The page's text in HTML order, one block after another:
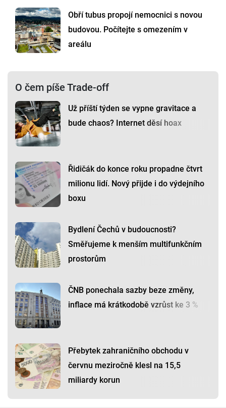
Obří tubus propojí nemocnici s novou
budovou. Počítejte s omezením v
areálu
O čem píše Trade-off
Už příští týden se vypne gravitace a
bude chaos? Internet děsí hoax
Řidičák do konce roku propadne čtvrt
milionu lidí. Nový přijde i do výdejního
boxu
Bydlení Čechů v budoucnosti?
Směřujeme k menším multifunkčním
prostorům
ČNB ponechala sazby beze změny,
inflace má krátkodobě vzrůst ke 3 %
Přebytek zahraničního obchodu v
červnu meziročně klesl na 15,5
miliardy korun